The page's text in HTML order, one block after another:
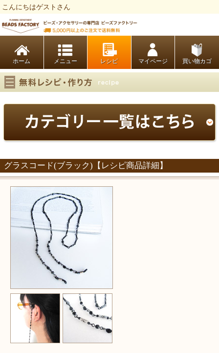
こんにちはゲストさん
ホーム レシピ マイページ 買い物カゴ
グラスコード(ブラック)【レシピ商品詳細】